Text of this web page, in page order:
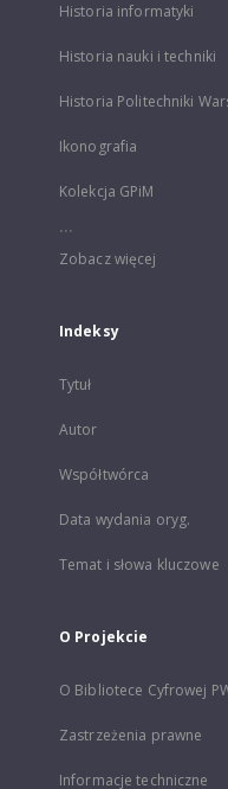
Historia informatyki
Historia nauki i techniki
Historia Politechniki
Ikonografia
Kolekcja GPiM
...
Zobacz więcej
Indeksy
Tytuł
Autor
Współtwórca
Data wydania oryg.
Temat i słowa kluczowe
O Projekcie
O Bibliotece Cyfrowej
Zastrzeżenia prawne
Informacje techniczne